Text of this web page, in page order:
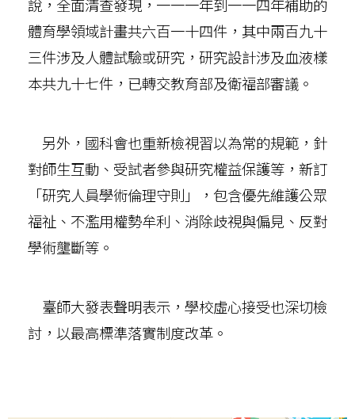
說，全面清查發現，一一一年到一一四年補助的
體育學領域計畫共六百一十四件，其中兩百九十
三件涉及人體試驗或研究，研究設計涉及血液樣
本共九十七件，已轉交教育部及衛福部審議。
另外，國科會也重新檢視習以為常的規範，針
對師生互動、受試者參與研究權益保護等，新訂
「研究人員學術倫理守則」，包含優先維護公眾
福祉、不濫用權勢牟利、消除歧視與偏見、反對
學術壟斷等。
臺師大發表聲明表示，學校虛心接受也深切檢
討，以最高標準落實制度改革。